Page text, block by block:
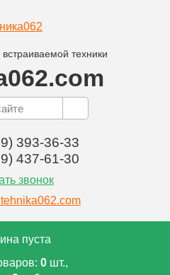
техники
393-36-33
437-61-30
звонок
пуста
0 шт.,